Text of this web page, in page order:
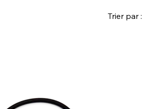
Trier par :